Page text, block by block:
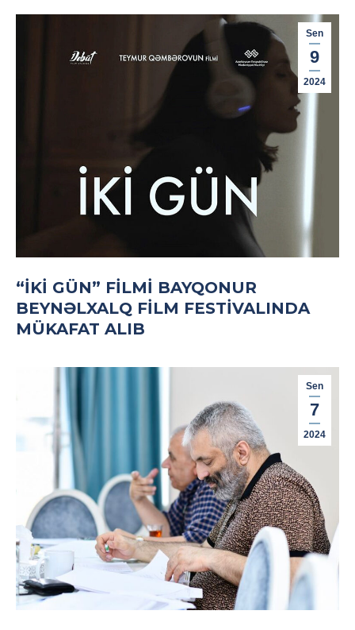
Sen
9
2024
“İKI GÜN” FILMI BAYQONUR
BEYNƏLXALQ FILM FESTIVALINDA
MÜKAFAT ALIB
Sen
7
2024